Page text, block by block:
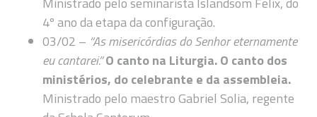
4º ano da etapa da configuração.
03/02 – “As misericórdias do Senhor eternamente
eu cantarei.”O canto na Liturgia. O canto dos
ministérios, do celebrante e da assembleia.
Ministrado pelo maestro Gabriel Solia, regente